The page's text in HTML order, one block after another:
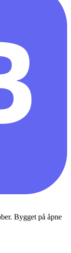
Bygget på åpne